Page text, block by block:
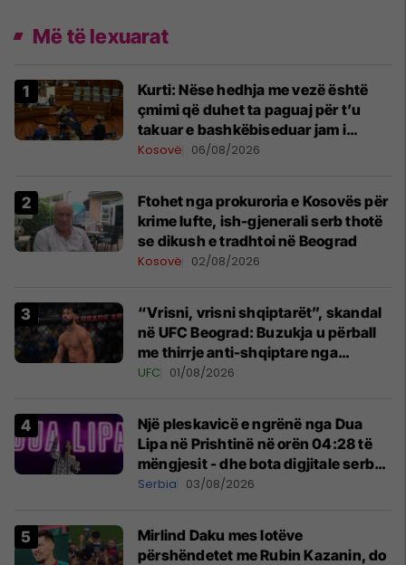
Më të lexuarat
Kurti: Nëse hedhja me vezë është
çmimi që duhet ta paguaj për t’u
takuar e bashkëbiseduar jam i
lumtur ta bëj këtë
Kosovë 06/08/2026
Ftohet nga prokuroria e Kosovës për
krime lufte, ish-gjenerali serb thotë
se dikush e tradhtoi në Beograd
Kosovë 02/08/2026
“Vrisni, vrisni shqiptarët”, skandal
në UFC Beograd: Buzukja u përball
me thirrje anti-shqiptare nga
tribunat
UFC 01/08/2026
Një pleskavicë e ngrënë nga Dua
Lipa në Prishtinë në orën 04:28 të
mëngjesit - dhe bota digjitale serbe
shpall gjendjen e luftës
Serbia 03/08/2026
Mirlind Daku mes lotëve
përshëndetet me Rubin Kazanin, do